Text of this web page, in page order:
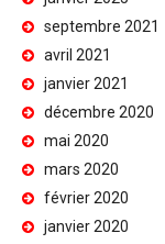
septembre 2021
avril 2021
janvier 2021
décembre 2020
mai 2020
mars 2020
février 2020
janvier 2020